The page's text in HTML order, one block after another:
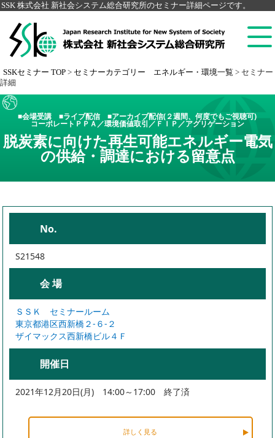
SSK 株式会社 新社会システム総合研究所のセミナー詳細ページです。
SSKセミナー TOP > セミナーカテゴリー エネルギー・環境一覧 > セミナー
詳細
■会場受講 ■ライブ配信 ■アーカイブ配信(２週間、何度でもご視聴可)
コーポレートＰＰＡ／環境価値取引／ＦＩＰ／アグリゲーション
脱炭素に向けた再生可能エネルギー電気
の供給・調達における留意点
No.
S21548
会 場
ＳＳＫ セミナールーム
東京都港区西新橋２-６-２
ザイマックス西新橋ビル４Ｆ
開催日
2021年12月20日(月) 14:00～17:00 終了済
詳しく見る